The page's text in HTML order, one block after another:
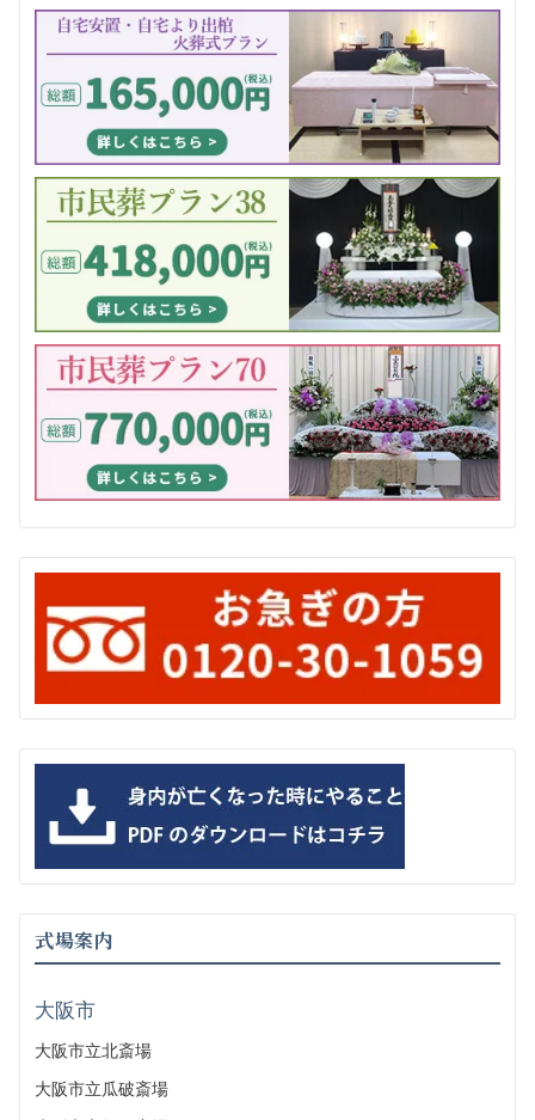
式場案内
大阪市
大阪市立北斎場
大阪市立瓜破斎場